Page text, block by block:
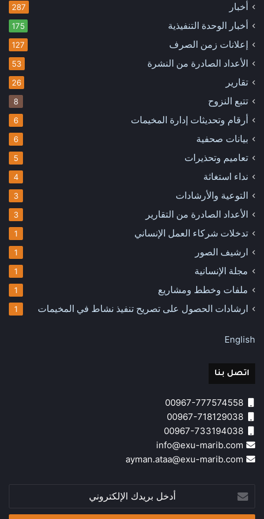
أخبار 287
أخبار الوحدة التنفيذية 175
إعلانات زمن الصرف 127
الأعداد الصادرة من النشرة 53
تقارير 26
تتبع النزوح 8
أرقام وتحديثات إدارة المخيمات 6
بيانات صحفية 6
تعاميم وتحذيرات 5
نداء استغاثة 4
التوعية والأرشادات 3
الأعداد الصادرة من التقارير 3
تدخلات شركاء العمل الإنساني 1
ارشيف الصور 1
مجلة الإنسانية 1
ملفات وخطط ومشاريع 1
ارشادات الحصول على تصريح تنفيذ نشاط في المخيمات 1
English
اتصل بنا
أدخل
بريدك
الإلكتروني